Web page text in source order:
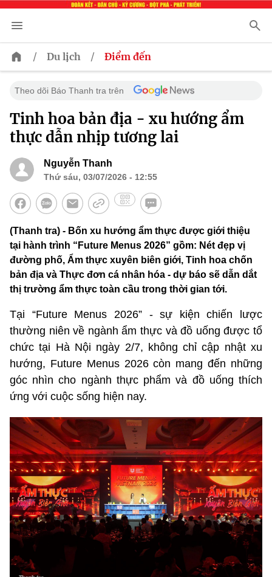
/ Du lịch / Điểm đến
Theo dõi Báo Thanh tra trên
Tinh hoa bản địa - xu hướng ẩm
thực dẫn nhịp tương lai
Nguyễn Thanh
Thứ sáu, 03/07/2026 - 12:55
(Thanh tra) - Bốn xu hướng ẩm thực được giới thiệu
tại hành trình “Future Menus 2026” gồm: Nét đẹp vị
đường phố, Ẩm thực xuyên biên giới, Tinh hoa chốn
bản địa và Thực đơn cá nhân hóa - dự báo sẽ dẫn dắt
thị trường ẩm thực toàn cầu trong thời gian tới.
Tại “Future Menus 2026” - sự kiện chiến lược
thường niên về ngành ẩm thực và đồ uống được tổ
chức tại Hà Nội ngày 2/7, không chỉ cập nhật xu
hướng, Future Menus 2026 còn mang đến những
góc nhìn cho ngành thực phẩm và đồ uống thích
ứng với cuộc sống hiện nay.